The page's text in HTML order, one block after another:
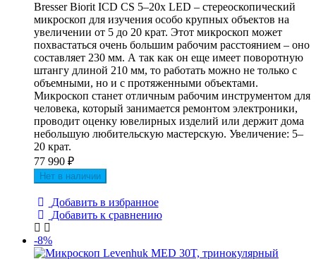
Bresser Biorit ICD CS 5–20x LED – стереоскопический
микроскоп для изучения особо крупных объектов на
увеличении от 5 до 20 крат. Этот микроскоп может
похвастаться очень большим рабочим расстоянием – оно
составляет 230 мм. А так как он еще имеет поворотную
штангу длиной 210 мм, то работать можно не только с
объемными, но и с протяженными объектами.
Микроскоп станет отличным рабочим инструментом для
человека, который занимается ремонтом электроники,
проводит оценку ювелирных изделий или держит дома
небольшую любительскую мастерскую. Увеличение: 5–
20 крат.
77 990 ₽
Нет в наличии
Добавить в избранное
Добавить к сравнению
-8%